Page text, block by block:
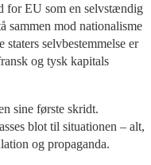
for EU som en selvstændig
sammen mod nationalisme
selvbestemmelse er
og tysk kapitals
sine første skridt.
blot til situationen – alt,
og propaganda.